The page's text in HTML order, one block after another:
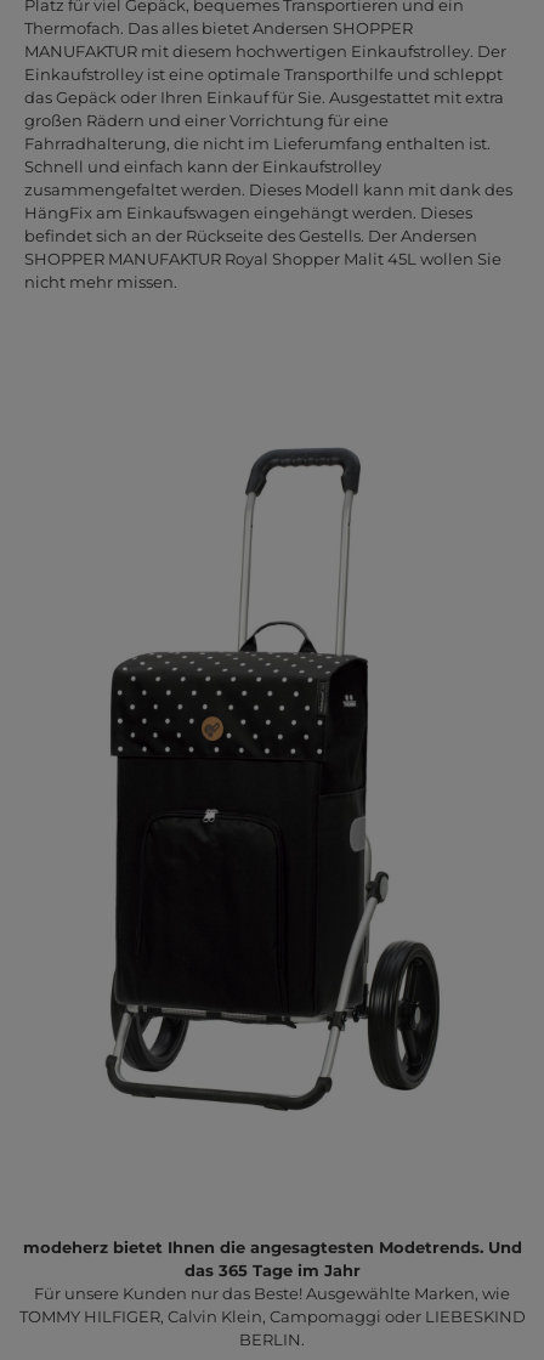
Platz für viel Gepäck, bequemes Transportieren und ein
Thermofach. Das alles bietet Andersen SHOPPER
MANUFAKTUR mit diesem hochwertigen Einkaufstrolley. Der
Einkaufstrolley ist eine optimale Transporthilfe und schleppt
das Gepäck oder Ihren Einkauf für Sie. Ausgestattet mit extra
großen Rädern und einer Vorrichtung für eine
Fahrradhalterung, die nicht im Lieferumfang enthalten ist.
Schnell und einfach kann der Einkaufstrolley
zusammengefaltet werden. Dieses Modell kann mit dank des
HängFix am Einkaufswagen eingehängt werden. Dieses
befindet sich an der Rückseite des Gestells. Der Andersen
SHOPPER MANUFAKTUR Royal Shopper Malit 45L wollen Sie
nicht mehr missen.
modeherz bietet Ihnen die angesagtesten Modetrends. Und
das 365 Tage im Jahr
Für unsere Kunden nur das Beste! Ausgewählte Marken, wie
TOMMY HILFIGER, Calvin Klein, Campomaggi oder LIEBESKIND
BERLIN.